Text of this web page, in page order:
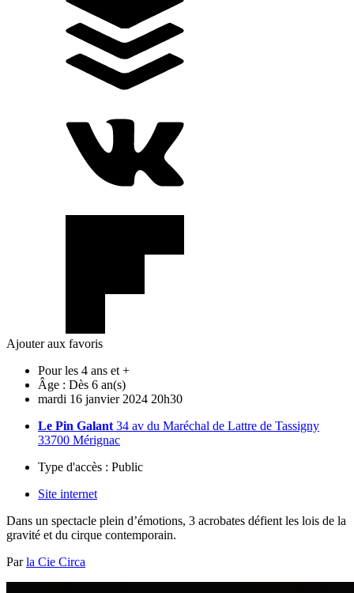
Ajouter aux favoris
Pour les 4 ans et +
Âge : Dès 6 an(s)
mardi 16 janvier 2024 20h30
Le Pin Galant 34 av du Maréchal de Lattre de Tassigny
33700 Mérignac
Type d'accès : Public
Site internet
Dans un spectacle plein d’émotions, 3 acrobates défient les lois de la
gravité et du cirque contemporain.
Parla Cie Circa